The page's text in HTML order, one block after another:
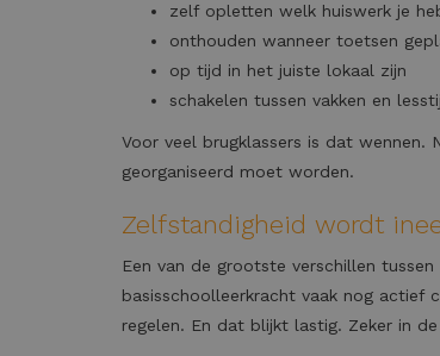
zelf opletten welk huiswerk je
onthouden wanneer toetsen
op tijd in het juiste lokaal zijn
schakelen tussen vakken en
Voor veel brugklassers is dat wennen.
georganiseerd moet worden.
Zelfstandigheid wordt
Een van de grootste verschillen
basisschoolleerkracht vaak nog
regelen. En dat blijkt lastig. Zeker in